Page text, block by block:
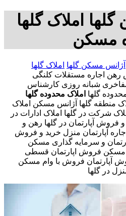
املاک گلها
مسکن
آژانس مسکن گلها املاک گلها
اجاره مستقلات کلنگی
آقای مفاخری شبانه روزی کارشناس
گلها املاک محدوده گلها
منطقه گلها آژانس مسکن املاک
شرکت در گلها املاک ادارات در
و فروش آپارتمان در گلها رهن و
اجاره آپارتمان منزل خرید و فروش
و سرمایه گذاری مسکن
فروش اپارتمان قسطی
آپارتمان فروش با وام مسکن
در گلها